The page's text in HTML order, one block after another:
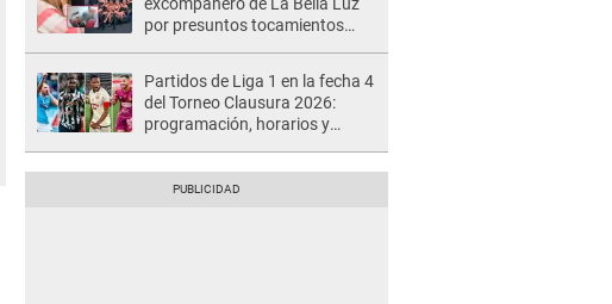
por presuntos tocamientos
Partidos de Liga 1 en la fecha 4
del Torneo Clausura 2026:
programación, horarios y